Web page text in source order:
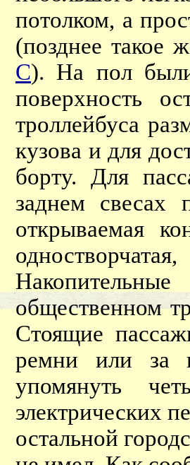
потолком, а
(позднее такое
С). На пол
поверхность
троллейбуса
кузова и для
борту. Для
заднем свесах
открываемая
общественном
Стоящие
ремни или за
упомянуть
электрических
остальной